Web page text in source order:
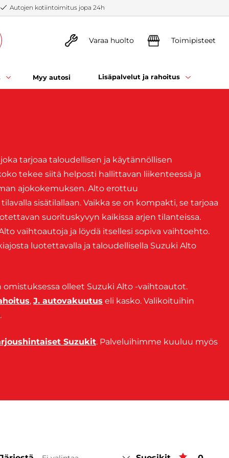
Autojen kotiintoimitus jopa 24h
Varaa huolto Toimipisteet
Myy autosi Lisäpalvelut ja rahoitus
tarjoaa taloudellisen ja käytännöllisen
tekee siitä helposti hallittavan liikenteessä ja
ajokokemuksen. Alto erottuu
sisätilallaan. Vaikka se on kompakti, se tarjoaa
suorituskyvyn kaikissa arjen tilanteissa.
vaihtoautoja ja löydä itsellesi sopiva vaihtoehto.
luotettavalla ja taloudellisella Suzuki Alto
olleet Suzuki Alto -vaihtoautot.
, J. autovakuutus eli kasko. Valikoituihin
.
Suzukit. Palveluihimme kuuluu myös